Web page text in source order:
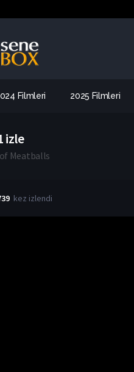
Filmleri 2025 Filmleri
izle
Meatballs
kez izlendi